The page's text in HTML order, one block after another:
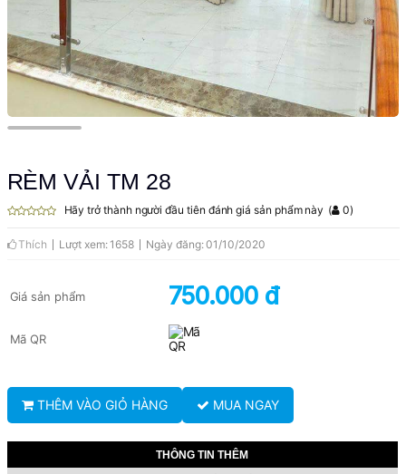
RÈM VẢI TM 28
Hãy trở thành người đầu tiên đánh giá sản phẩm này ( 0)
Thích Lượt xem: 1658 Ngày đăng: 01/10/2020
Giá sản phẩm 750.000 đ
Mã QR
THÊM VÀO GIỎ HÀNG MUA NGAY
THÔNG TIN THÊM